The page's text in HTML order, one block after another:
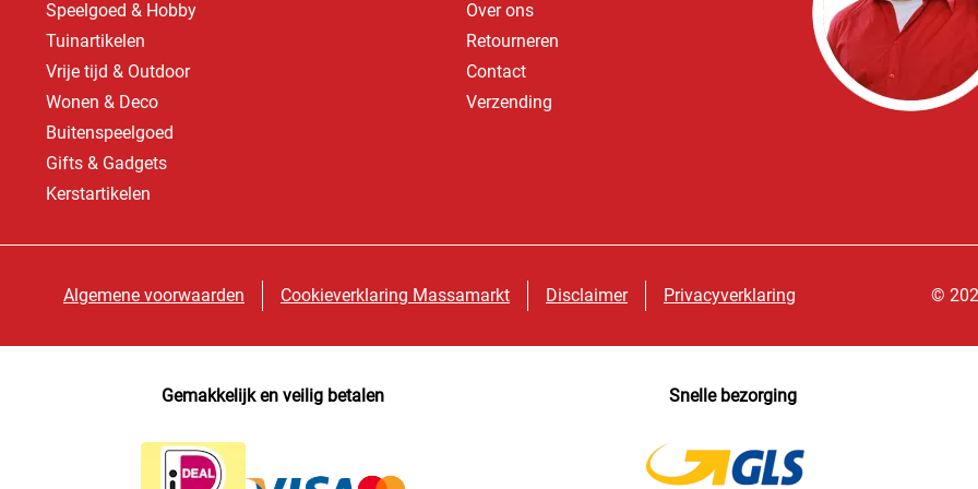
Speelgoed & Hobby
Tuinartikelen
Vrije tijd & Outdoor
Wonen & Deco
Buitenspeelgoed
Gifts & Gadgets
Kerstartikelen
Over ons
Retourneren
Contact
Verzending
Algemene voorwaarden Cookieverklaring Massamarkt Disclaimer Privacyverklaring ©
Gemakkelijk en veilig betalen Snelle bezorging